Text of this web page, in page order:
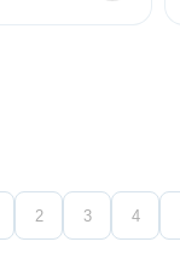
2 3 4